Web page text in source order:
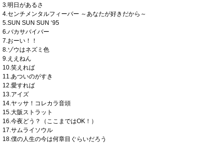
3.明日があるさ
4.センチメンタルフィーバー ～あなたが好きだから～
5.SUN SUN SUN ‘95
6.バカサバイバー
7.おーい！！
8.ゾウはネズミ色
9.ええねん
10.笑えれば
11.あついのがすき
12.愛すれば
13.アイズ
14.ヤッサ！コレカラ音頭
15.大阪ストラット
16.今夜どう？（ここまではOK！）
17.サムライソウル
18.僕の人生の今は何章目ぐらいだろう